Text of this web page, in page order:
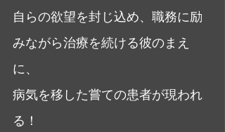
自らの欲望を封じ込め、職務に励
みながら治療を続ける彼のまえ
に、
病気を移した嘗ての患者が現われ
る！